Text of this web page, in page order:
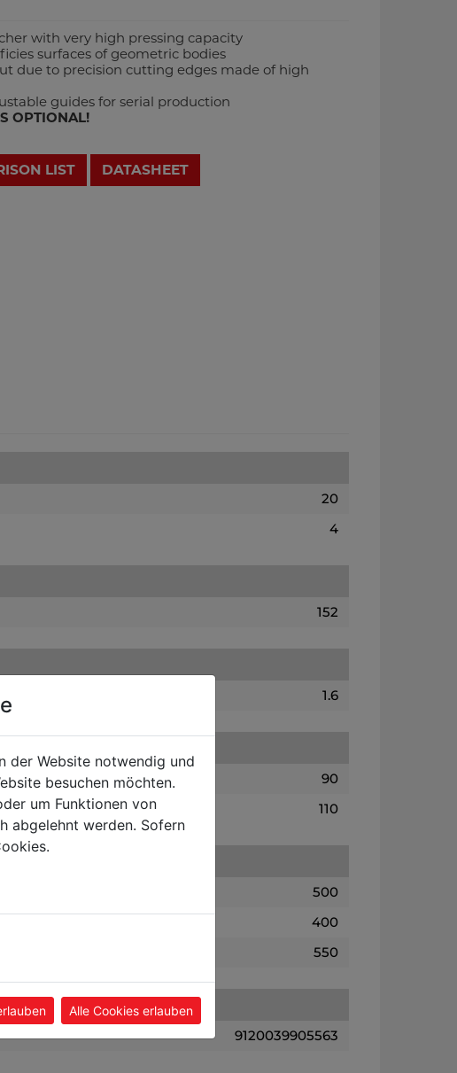
with very high pressing capacity
surfaces of geometric bodies
due to precision cutting edges made of high
guides for serial production
OPTIONAL!
LIST DATASHEET
20
4
152
1.6
90
110
500
400
550
9120039905563
der Website notwendig und
besuchen möchten.
um Funktionen von
abgelehnt werden. Sofern
Alle Cookies erlauben